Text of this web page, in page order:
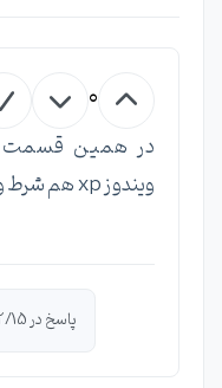
0
در همین قسمت
ویندوز xp هم شرط وجود داره
پاسخ در 1395/12/15 توسط